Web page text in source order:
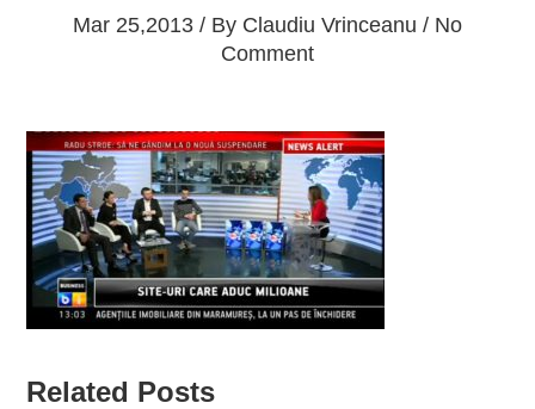
Mar 25,2013 / By Claudiu Vrinceanu / No
Comment
Related Posts